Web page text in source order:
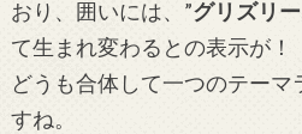
おり、囲いには、”グリズリ
て生まれ変わるとの表示が！
どうも合体して一つのテー
すね。